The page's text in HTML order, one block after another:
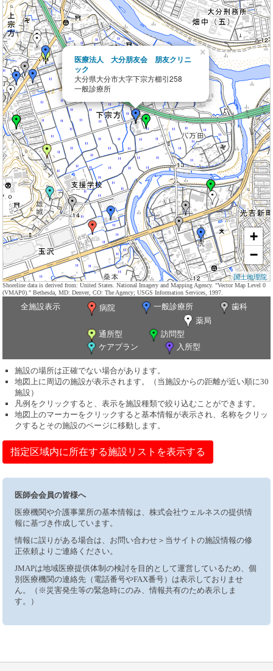
医療法人 大分朋友会 朋友クリニ
ック
大分県大分市大字下宗方櫛引258
一般診療所
×
+
−
国土地理院
Shoreline data is derived from: United States. National Imagery and Mapping Agency. "Vector Map Level 0
(VMAP0)." Bethesda, MD: Denver, CO: The Agency; USGS Information Services, 1997.
全施設表示 病院 一般診療所
歯科
薬局
通所型
訪問型
ケアプラン
入所型
施設の場所は正確でない場合があります。
地図上に周辺の施設が表示されます。（当施設からの距離が近い順に30
施設）
凡例をクリックすると、表示を施設種類で絞り込むことができます。
地図上のマーカーをクリックすると基本情報が表示され、名称をクリッ
クするとその施設のページに移動します。
指定区域内に所在する施設リストを表示する
医師会会員の皆様へ
医療機関や介護事業所の基本情報は、株式会社ウェルネスの提供情
報に基づき作成しています。
情報に誤りがある場合は、お問い合わせ＞当サイトの施設情報の修
正依頼よりご連絡ください。
JMAPは地域医療提供体制の検討を目的として運営しているため、個
別医療機関の連絡先（電話番号やFAX番号）は表示しておりませ
ん。（※災害発生等の緊急時にのみ、情報共有のため表示しま
す。）